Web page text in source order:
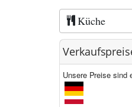
Küche
Unsere Preise sind